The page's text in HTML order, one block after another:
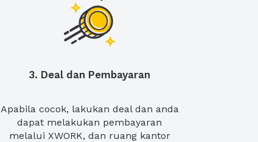
3. Deal dan Pembayaran
Apabila cocok, lakukan deal dan anda
dapat melakukan pembayaran
melalui XWORK, dan ruang kantor